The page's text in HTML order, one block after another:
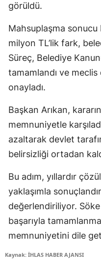
görüldü.
Mahsuplaşma
milyon TL’lik fark,
Süreç, Belediye
tamamlandı ve meclis
onayladı.
Başkan Arıkan,
memnuniyetle
azaltarak devlet
belirsizliği ortadan
Bu adım, yıllardır
yaklaşımla
değerlendiriliyor.
başarıyla
memnuniyetini dile
Kaynak: İHLAS HABER AJANSI